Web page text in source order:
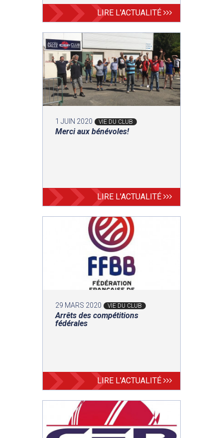
LIRE L'ACTUALITÉ
1 JUIN 2020 VIE DU CLUB
Merci aux bénévoles!
LIRE L'ACTUALITÉ
29 MARS 2020 VIE DU CLUB
Arrêts des compétitions
fédérales
LIRE L'ACTUALITÉ